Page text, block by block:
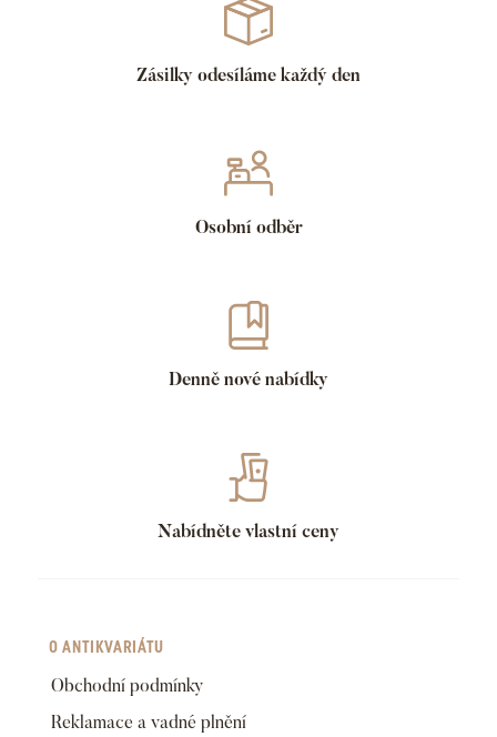
Zásilky odesíláme každý den
Osobní odběr
Denně nové nabídky
Nabídněte vlastní ceny
O ANTIKVARIÁTU
Obchodní podmínky
Reklamace a vadné plnění